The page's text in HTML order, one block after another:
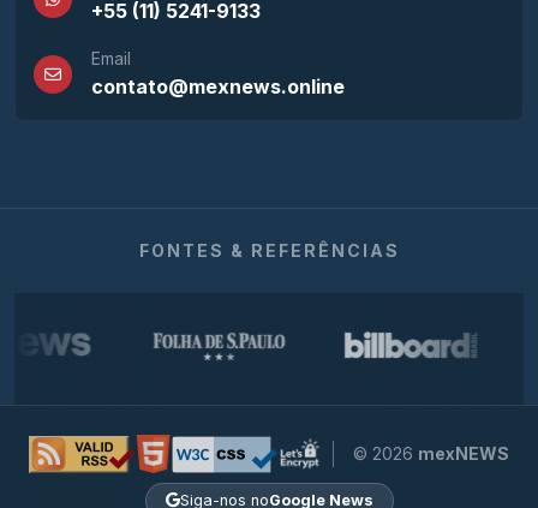
+55 (11) 5241-9133
Email
contato@mexnews.online
FONTES & REFERÊNCIAS
© 2026 mexNEWS
Siga-nos noGoogle News